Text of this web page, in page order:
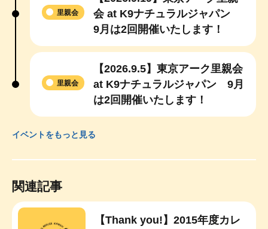
会 at K9ナチュラルジャパン
9月は2回開催いたします！
里親会
【2026.9.5】東京アーク里親会
at K9ナチュラルジャパン 9月
は2回開催いたします！
里親会
イベントをもっと見る
関連記事
【Thank you!】2015年度カレ